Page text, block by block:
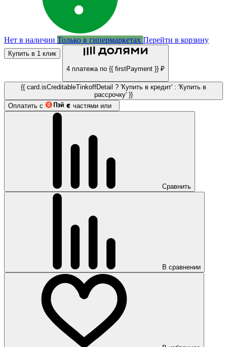
Нет в наличии Только в гипермаркетах Перейти в корзину
Купить в 1 клик
4 платежа по {{ firstPayment }} ₽
{{ card.isCreditableTinkoffDetail ? 'Купить в кредит' : 'Купить в
рассрочку' }}
Оплатить с
частями или
Сравнить
В сравнении